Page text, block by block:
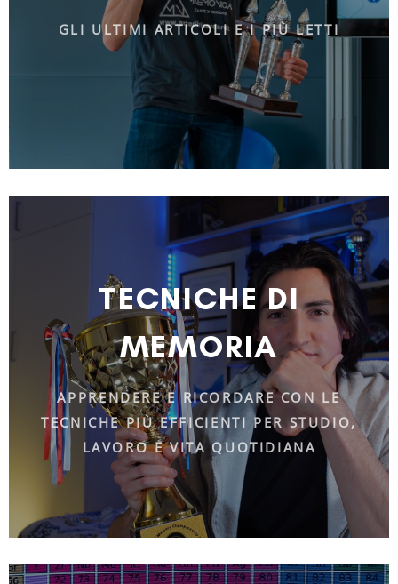
GLI ULTIMI ARTICOLI E I PIÙ LETTI
TECNICHE DI
MEMORIA
APPRENDERE E RICORDARE CON LE
TECNICHE PIÙ EFFICIENTI PER STUDIO,
LAVORO E VITA QUOTIDIANA